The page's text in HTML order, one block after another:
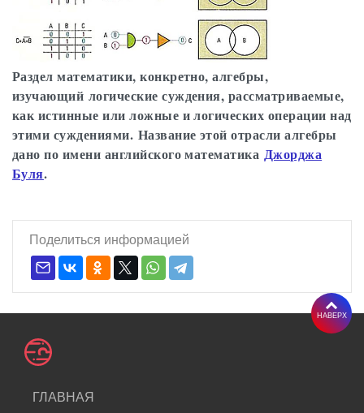
Раздел математики, конкретно, алгебры,
изучающий логические суждения, рассматриваемые,
как истинные или ложные и логических операции над
этими суждениями. Название этой отрасли алгебры
дано по имени английского математика Джорджа
Буля.
Поделиться информацией
ГЛАВНАЯ
НАВЕРХ